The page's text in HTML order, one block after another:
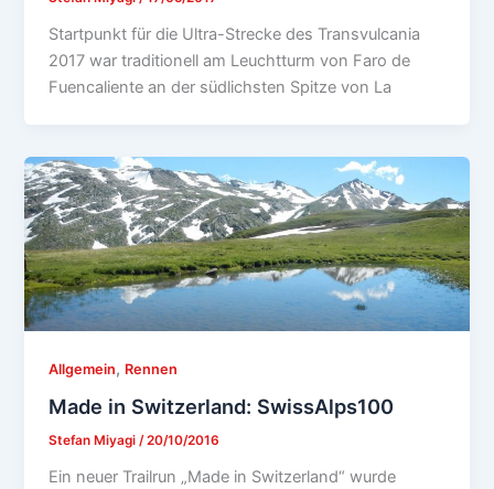
Startpunkt für die Ultra-Strecke des Transvulcania
2017 war traditionell am Leuchtturm von Faro de
Fuencaliente an der südlichsten Spitze von La
Allgemein, Rennen
Made in Switzerland: SwissAlps100
Stefan Miyagi/20/10/2016
Ein neuer Trailrun „Made in Switzerland“ wurde